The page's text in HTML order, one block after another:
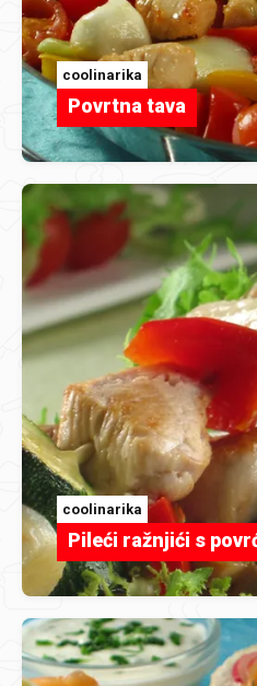
coolinarika
Povrtna tava
coolinarika
Pileći ražnjići s